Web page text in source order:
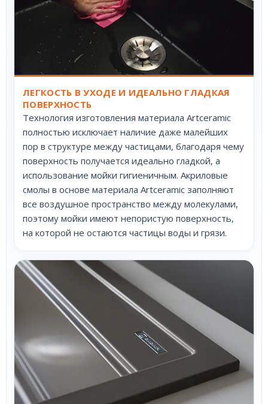
ЛЕГКОСТЬ В УХОДЕ И ИДЕАЛЬНО ГЛАДКАЯ
ПОВЕРХНОСТЬ
Технология изготовления материала Artceramic
полностью исключает наличие даже малейших
пор в структуре между частицами, благодаря чему
поверхность получается идеально гладкой, а
использование мойки гигиеничным. Акриловые
смолы в основе материала Artceramic заполняют
все воздушное пространство между молекулами,
поэтому мойки имеют непористую поверхность,
на которой не остаются частицы воды и грязи.